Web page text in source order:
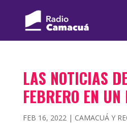
LAS NOTICIAS
FEBRERO EN
FEB 16, 2022| CAMACUÁ Y